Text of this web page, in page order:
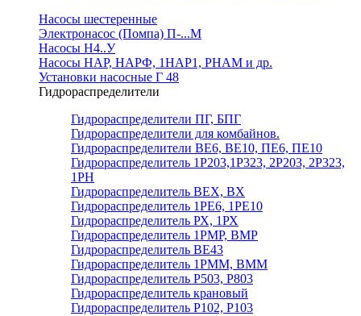
Насосы шестеренные
Электронасос (Помпа) П-...М
Насосы Н4..У
Насосы НАР, НАРФ, 1НАР1, РНАМ и др.
Установки насосные Г 48
Гидрораспределители
Гидрораспределители ПГ, БПГ
Гидрораспределители для комбайнов.
Гидрораспределители ВЕ6, ВЕ10, ПЕ6, ПЕ10
Гидрораспределитель 1Р203,1Р323, 2Р203, 2Р323,
1РН
Гидрораспределитель ВЕХ, ВХ
Гидрораспределитель 1РЕ6, 1РЕ10
Гидрораспределитель РХ, 1РХ
Гидрораспределитель 1РМР, ВМР
Гидрораспределитель ВЕ43
Гидрораспределитель 1РММ, ВММ
Гидрораспределитель Р503, Р803
Гидрораспределитель крановый
Гидрораспределитель Р102, Р103